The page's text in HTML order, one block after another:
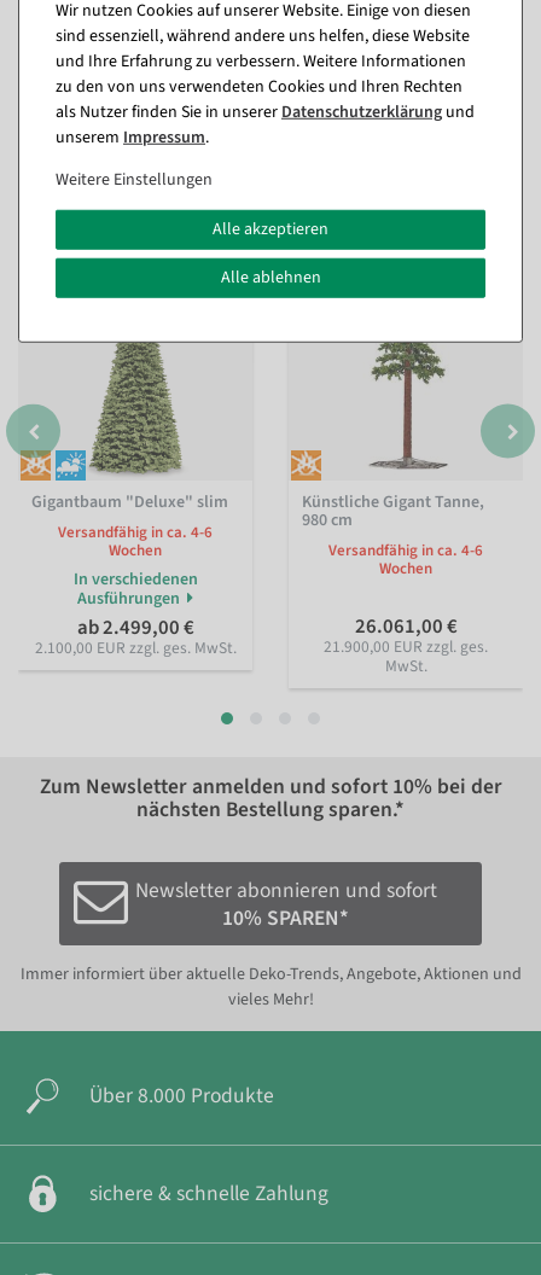
Passende Artikel zu diesem Produkt
(8)
Gigantbaum "Deluxe" slim
Versandfähig in ca. 4-6
Wochen
In verschiedenen
Ausführungen
ab 2.499,00 €
2.100,00 EUR zzgl. ges. MwSt.
Künstliche Gigant Tanne,
980 cm
Versandfähig in ca. 4-6
Wochen
26.061,00 €
21.900,00 EUR zzgl. ges.
MwSt.
Zum Newsletter anmelden und sofort 10% bei der
nächsten Bestellung sparen.*
Newsletter abonnieren und sofort
10% SPAREN*
Immer informiert über aktuelle Deko-Trends, Angebote, Aktionen und
vieles Mehr!
Über 8.000 Produkte
sichere & schnelle Zahlung
Wir nutzen Cookies auf unserer Website. Einige von diesen
sind essenziell, während andere uns helfen, diese Website
und Ihre Erfahrung zu verbessern. Weitere Informationen
zu den von uns verwendeten Cookies und Ihren Rechten
als Nutzer finden Sie in unsererDaten­schutz­erklärung und
unserem Impressum.
Weitere Einstellungen
Alle akzeptieren
Alle ablehnen